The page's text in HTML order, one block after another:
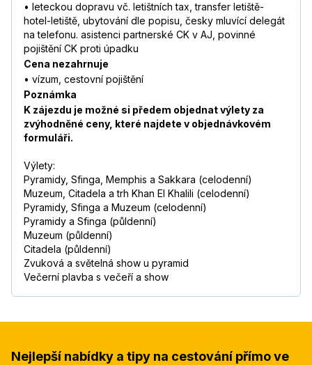
• leteckou dopravu vč. letištních tax, transfer letiště-
hotel-letiště, ubytování dle popisu, česky mluvící delegát
na telefonu. asistenci partnerské CK v AJ, povinné
pojištění CK proti úpadku
Cena nezahrnuje
• vízum, cestovní pojištění
Poznámka
K zájezdu je možné si předem objednat výlety za
zvýhodněné ceny, které najdete v objednávkovém
formuláři.
Výlety:
Pyramidy, Sfinga, Memphis a Sakkara (celodenní)
Muzeum, Citadela a trh Khan El Khalili (celodenní)
Pyramidy, Sfinga a Muzeum (celodenní)
Pyramidy a Sfinga (půldenní)
Muzeum (půldenní)
Citadela (půldenní)
Zvuková a světelná show u pyramid
Večerní plavba s večeří a show
Nejlepší nabídky a tipy na cestování přímo ve